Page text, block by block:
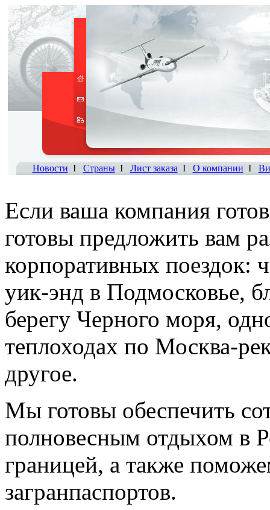
Новости I СтраныI Лист заказа I О компании I
Если ваша компания
готовы предложить вам
корпоративных поездок:
уик-энд в Подмосковье,
берегу Черного моря,
теплоходах по Москва-
другое.
Мы готовы обеспечить
полновесным отдыхом в
границей, а также
загранпаспортов.